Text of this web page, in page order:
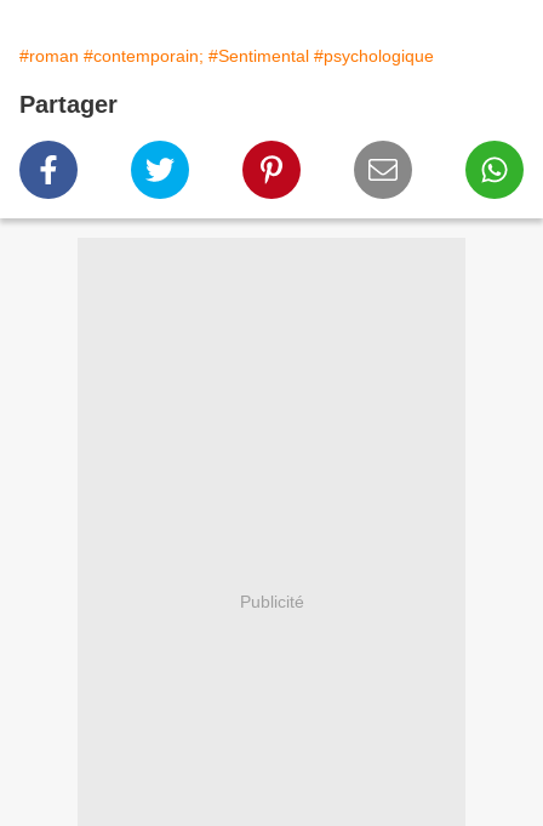
#roman #contemporain; #Sentimental #psychologique
Partager
Publicité